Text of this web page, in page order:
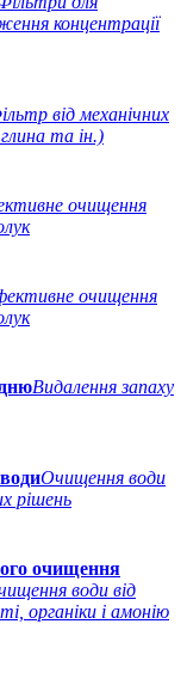
концентрації
від механічних
та ін.)
очищення
очищення
Видалення запаху
Очищення води
рішень
очищення
води від
органіки і амонію